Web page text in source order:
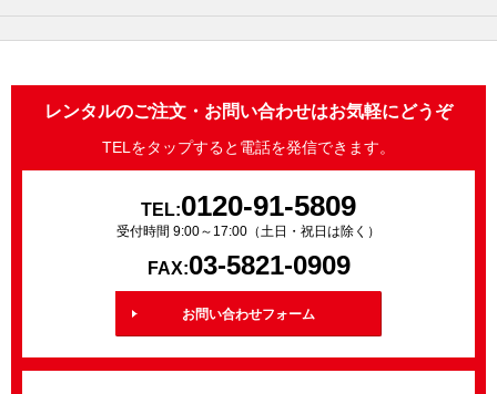
レンタルのご注文・お問い合わせはお気軽にどうぞ
TELをタップすると電話を発信できます。
TEL:0120-91-5809
受付時間 9:00～17:00（土日・祝日は除く）
FAX:03-5821-0909
お問い合わせフォーム